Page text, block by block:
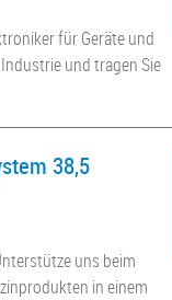
für Geräte und
und tragen Sie
38,5
uns beim
in einem